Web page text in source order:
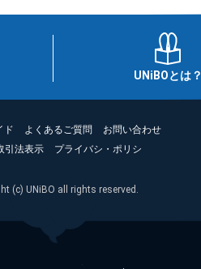
UNiBOとは？
ド よくあるご質問
お問い合わせ
引法表示
プライバシ・ポリシ
(c) UNiBO all rights reserved.